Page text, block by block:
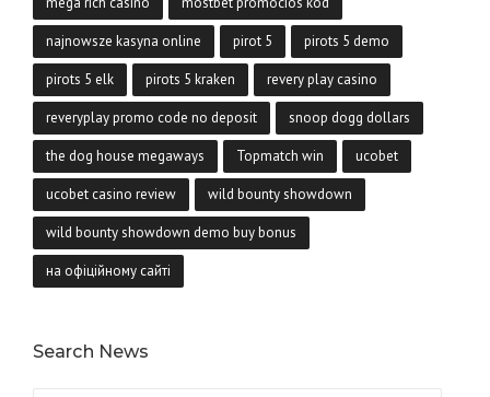
najnowsze kasyna online pirot 5 pirots 5 demo
pirots 5 elk pirots 5 kraken revery play casino
reveryplay promo code no deposit snoop dogg dollars
the dog house megaways Topmatch win ucobet
ucobet casino review wild bounty showdown
wild bounty showdown demo buy bonus
на офіційному сайті
Search News